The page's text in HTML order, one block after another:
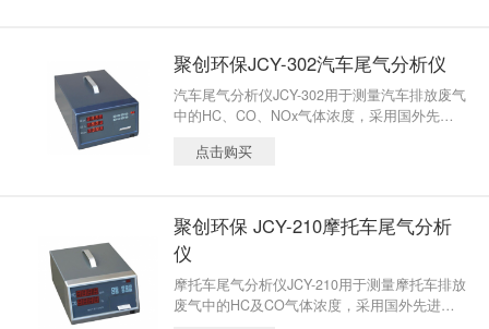
聚创环保JCY-302汽车尾气分析仪
汽车尾气分析仪JCY-302用于测量汽车排放废气
中的HC、CO、NOx气体浓度，采用国外先进
数码显示，自动校零，自动数据线性化处理，
机（或RS232/RS485接口或模拟接口），可进
行自由怠速和双怠速测量，具有操作方便，测
量数据准确，工作稳定可靠等特点。
点击购买
聚创环保 JCY-210摩托车尾气分析
仪
摩托车尾气分析仪JCY-210用于测量摩托车排放
废气中的HC及CO气体浓度，采用国外先进技